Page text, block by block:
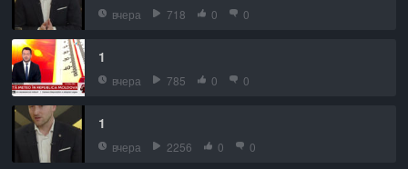
вчера 718 0 0
1
вчера 785 0 0
1
вчера 2256 0 0